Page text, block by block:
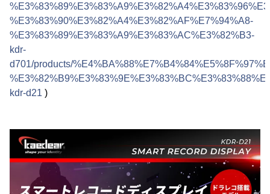
%E3%83%90%E3%82%A4%E3%82%AF%E7%94%A8-
%E3%83%89%E3%83%A9%E3%83%AC%E3%82%B3-
kdr-
d701/products/
kdr-d21 )